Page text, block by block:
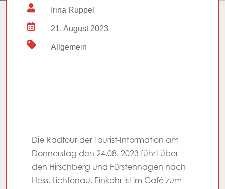
 Irina Ruppel
 21. August 2023
 Allgemein
Die Radtour der Tourist-Information am
Donnerstag den 24.08. 2023 führt über
den Hirschberg und Fürstenhagen nach
Hess. Lichtenau. Einkehr ist im Café zum